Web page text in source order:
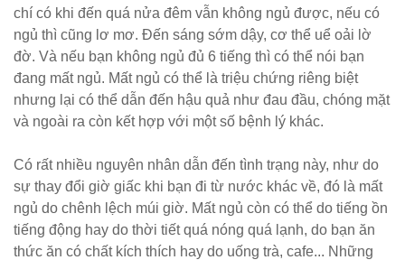
chí có khi đến quá nửa đêm vẫn không ngủ được, nếu có
ngủ thì cũng lơ mơ. Đến sáng sớm dậy, cơ thể uể oải lờ
đờ. Và nếu bạn không ngủ đủ 6 tiếng thì có thể nói bạn
đang mất ngủ. Mất ngủ có thể là triệu chứng riêng biệt
nhưng lại có thể dẫn đến hậu quả như đau đầu, chóng mặt
và ngoài ra còn kết hợp với một số bệnh lý khác.
Có rất nhiều nguyên nhân dẫn đến tình trạng này, như do
sự thay đổi giờ giấc khi bạn đi từ nước khác về, đó là mất
ngủ do chênh lệch múi giờ. Mất ngủ còn có thể do tiếng ồn
tiếng động hay do thời tiết quá nóng quá lạnh, do bạn ăn
thức ăn có chất kích thích hay do uống trà, cafe... Những